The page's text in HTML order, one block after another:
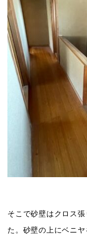
そこで砂壁はクロス
た。砂壁の上にベニ